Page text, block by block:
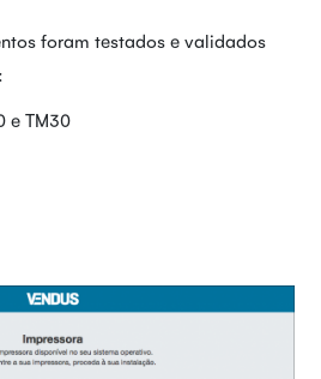
foram testados e validados
e TM30